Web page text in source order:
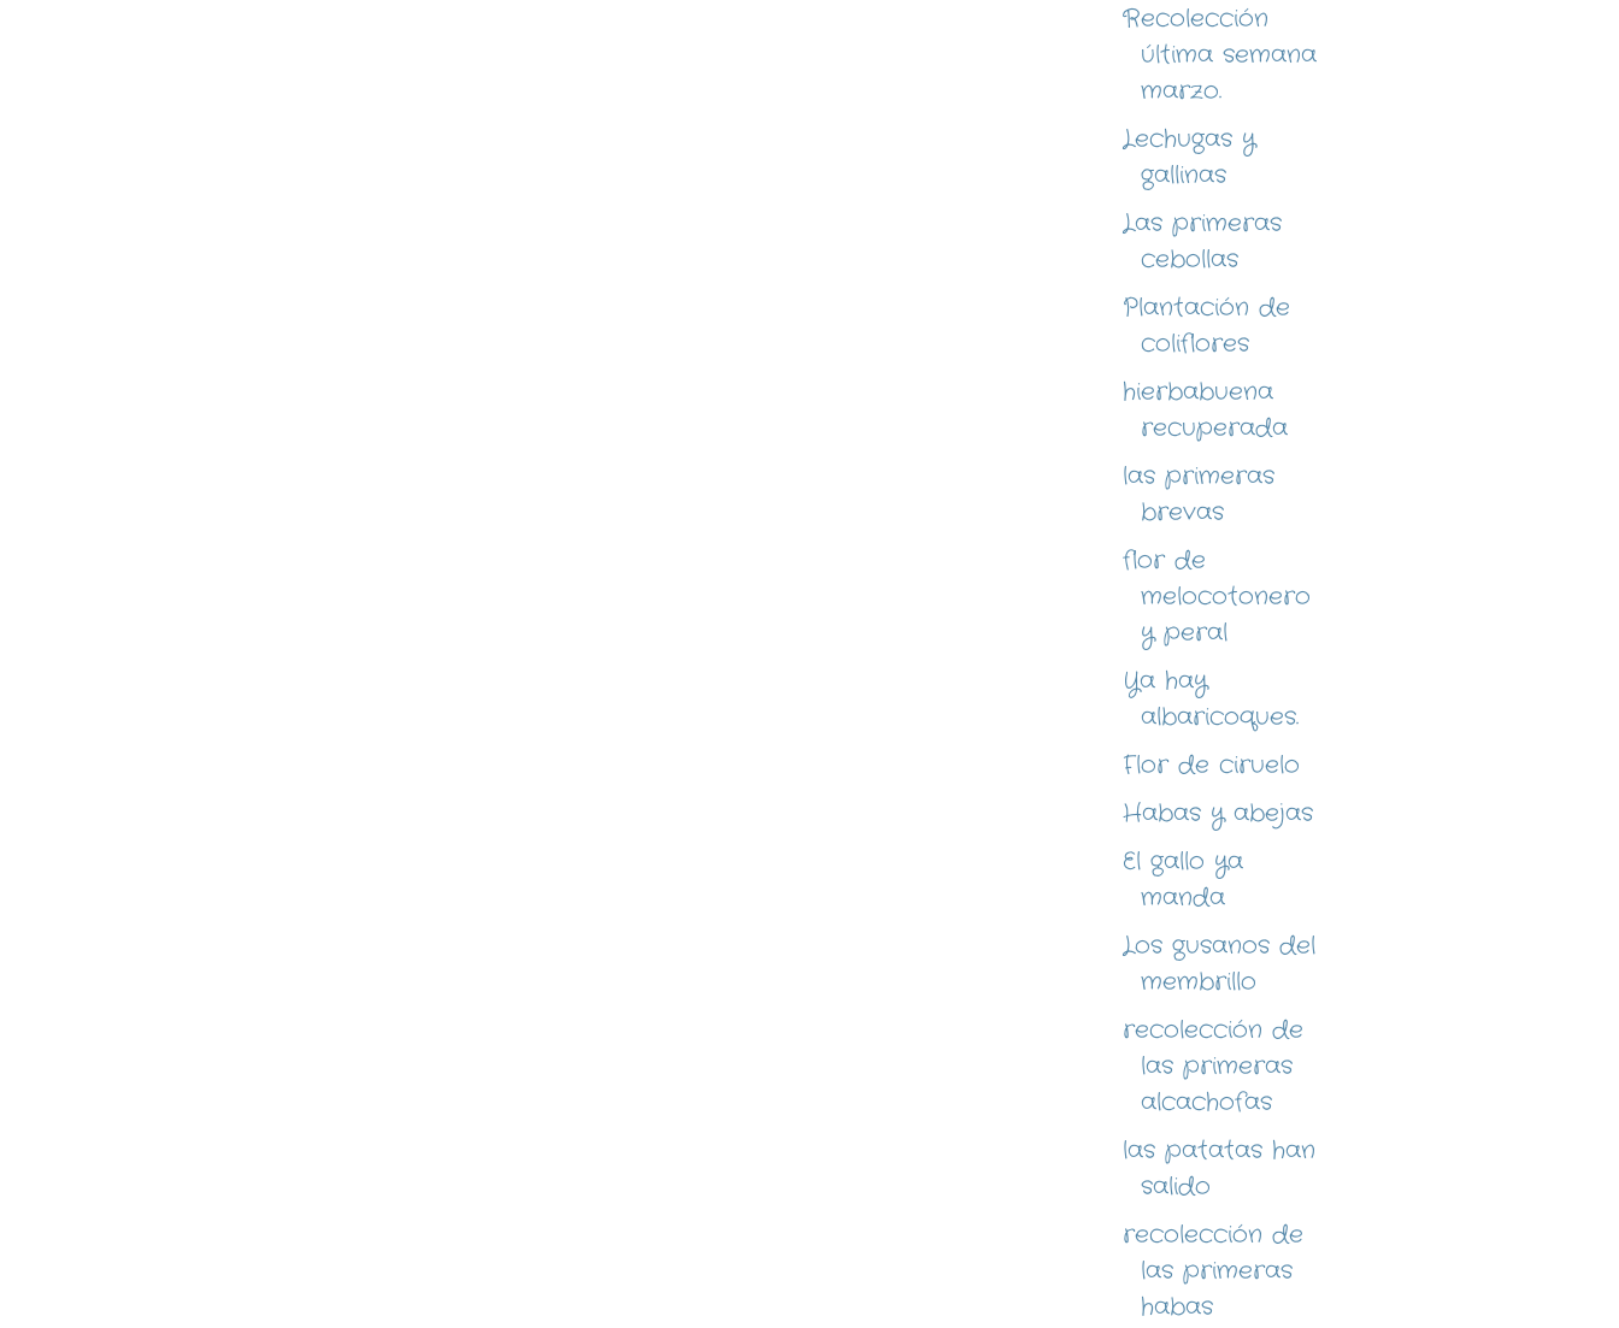
Recolección
última semana
marzo.
Lechugas y
gallinas
Las primeras
cebollas
Plantación de
coliflores
hierbabuena
recuperada
las primeras
brevas
flor de
melocotonero
y peral
Ya hay
albaricoques.
Flor de ciruelo
Habas y abejas
El gallo ya
manda
Los gusanos del
membrillo
recolección de
las primeras
alcachofas
las patatas han
salido
recolección de
las primeras
habas